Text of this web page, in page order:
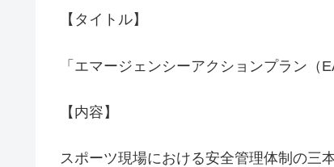
【タイトル】
「エマージェンシーアクションプラン（
【内容】
スポーツ現場における安全管理体制の三